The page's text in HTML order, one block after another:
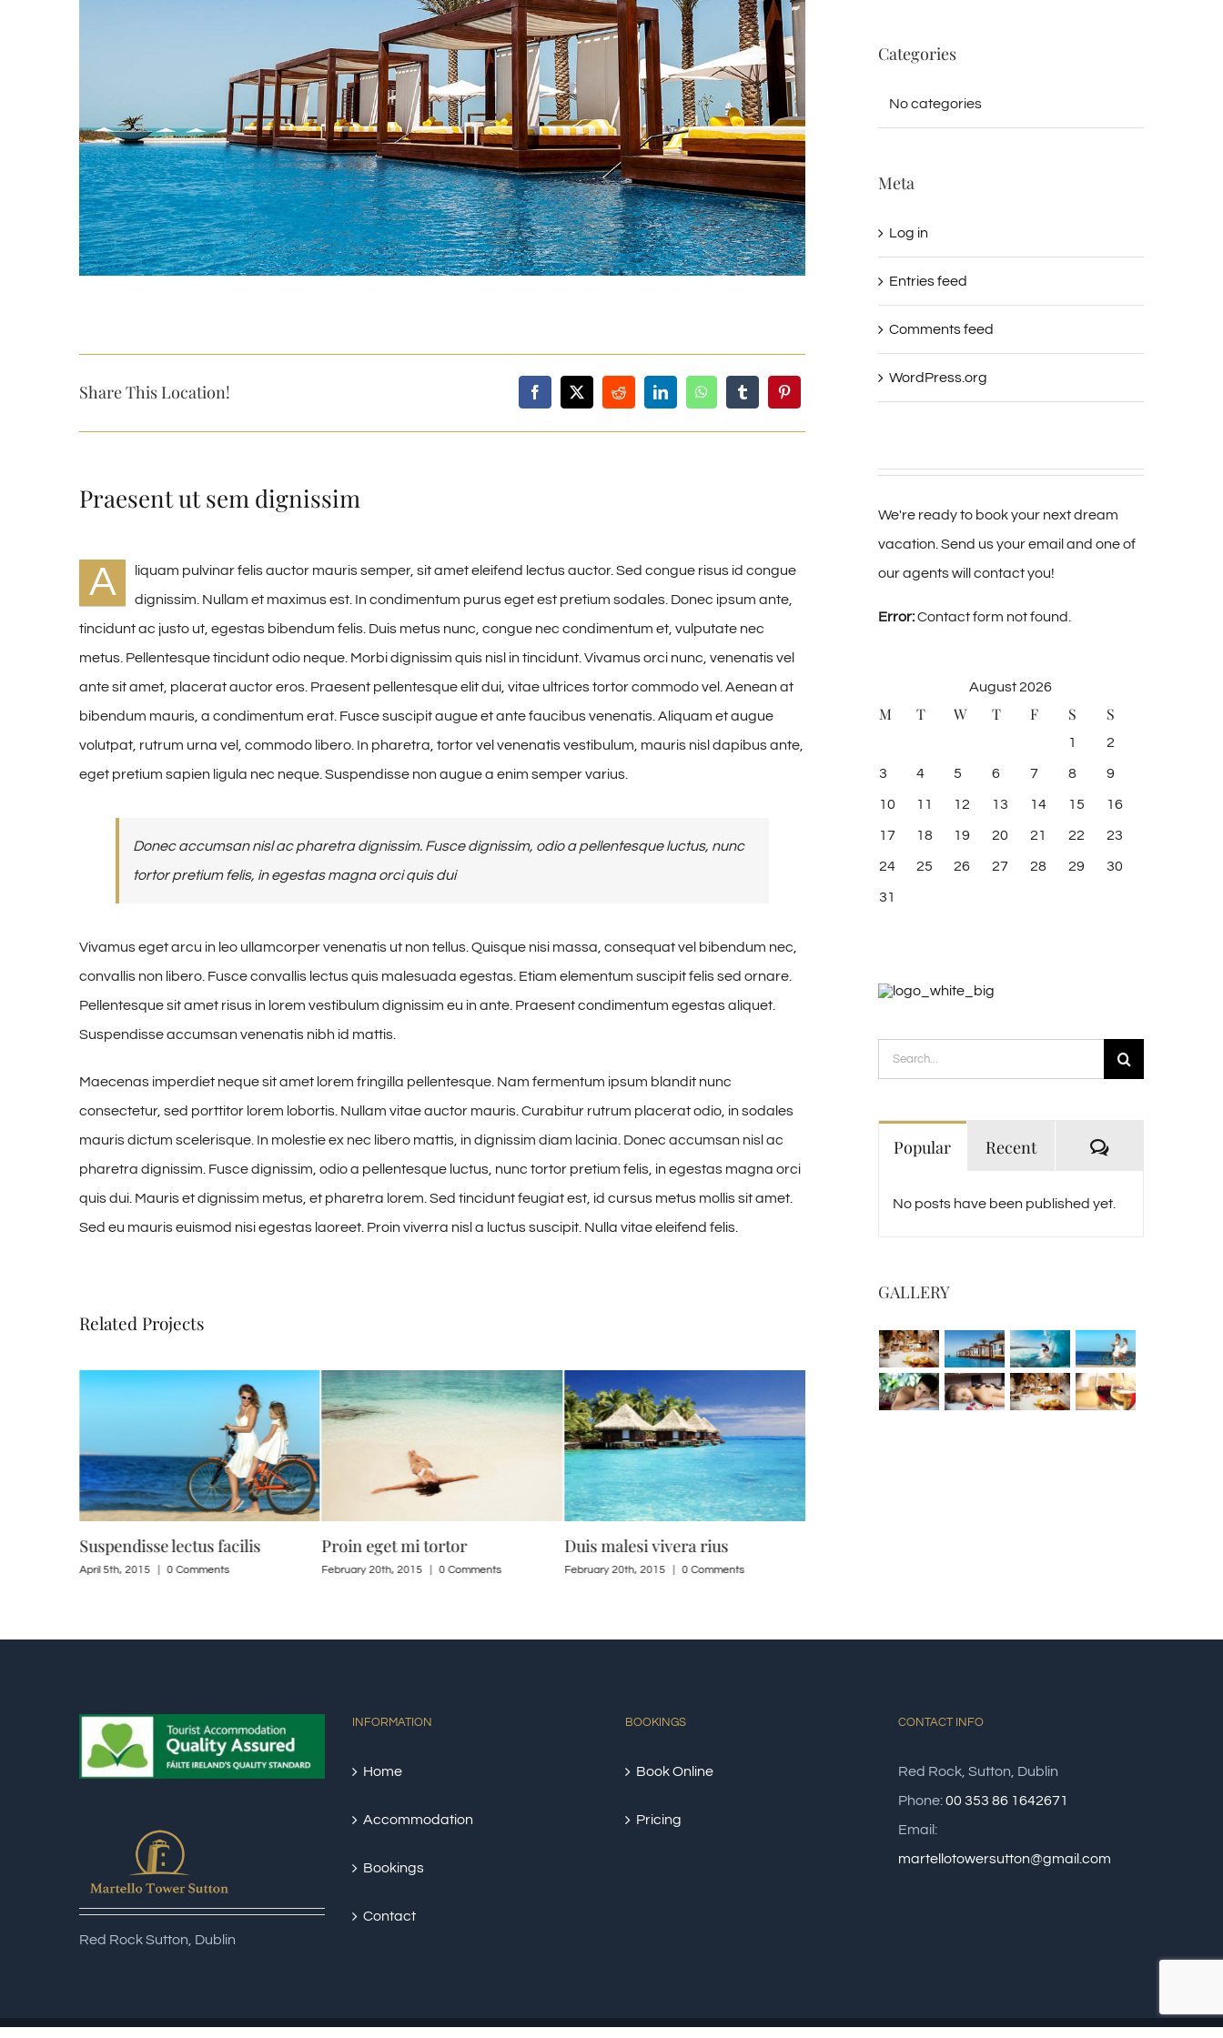
Share This Location!
Praesent ut sem dignissim
A
liquam pulvinar felis auctor mauris semper, sit amet eleifend lectus auctor. Sed congue risus id congue
dignissim. Nullam et maximus est. In condimentum purus eget est pretium sodales. Donec ipsum ante,
tincidunt ac justo ut, egestas bibendum felis. Duis metus nunc, congue nec condimentum et, vulputate nec
metus. Pellentesque tincidunt odio neque. Morbi dignissim quis nisl in tincidunt. Vivamus orci nunc, venenatis vel
ante sit amet, placerat auctor eros. Praesent pellentesque elit dui, vitae ultrices tortor commodo vel. Aenean at
bibendum mauris, a condimentum erat. Fusce suscipit augue et ante faucibus venenatis. Aliquam et augue
volutpat, rutrum urna vel, commodo libero. In pharetra, tortor vel venenatis vestibulum, mauris nisl dapibus ante,
eget pretium sapien ligula nec neque. Suspendisse non augue a enim semper varius.
Donec accumsan nisl ac pharetra dignissim. Fusce dignissim, odio a pellentesque luctus, nunc
tortor pretium felis, in egestas magna orci quis dui
Vivamus eget arcu in leo ullamcorper venenatis ut non tellus. Quisque nisi massa, consequat vel bibendum nec,
convallis non libero. Fusce convallis lectus quis malesuada egestas. Etiam elementum suscipit felis sed ornare.
Pellentesque sit amet risus in lorem vestibulum dignissim eu in ante. Praesent condimentum egestas aliquet.
Suspendisse accumsan venenatis nibh id mattis.
Maecenas imperdiet neque sit amet lorem fringilla pellentesque. Nam fermentum ipsum blandit nunc
consectetur, sed porttitor lorem lobortis. Nullam vitae auctor mauris. Curabitur rutrum placerat odio, in sodales
mauris dictum scelerisque. In molestie ex nec libero mattis, in dignissim diam lacinia. Donec accumsan nisl ac
pharetra dignissim. Fusce dignissim, odio a pellentesque luctus, nunc tortor pretium felis, in egestas magna orci
quis dui. Mauris et dignissim metus, et pharetra lorem. Sed tincidunt feugiat est, id cursus metus mollis sit amet.
Sed eu mauris euismod nisi egestas laoreet. Proin viverra nisl a luctus suscipit. Nulla vitae eleifend felis.
Related Projects
Suspendisse lectus facilis
April 5th, 2015 0 Comments
Proin eget mi tortor
February 20th, 2015 0 Comments
Duis malesi vivera rius
February 20th, 2015 0 Comments
Categories
No categories
Meta
Log in
Entries feed
Comments feed
WordPress.org
We're ready to book your next dream
vacation. Send us your email and one of
our agents will contact you!
Error:Contact form not found.
August 2026
M T W T F S S
1 2
3 4 5 6 7 8 9
10 11 12 13 14 15 16
17 18 19 20 21 22 23
24 25 26 27 28 29 30
31
Search
for:
Popular Recent Comments
No posts have been published yet.
GALLERY
Red Rock Sutton, Dublin
INFORMATION
Home
Accommodation
Bookings
Contact
BOOKINGS
Book Online
Pricing
CONTACT INFO
Red Rock, Sutton, Dublin
Phone:00 353 86 1642671
Email:
martellotowersutton@gmail.com